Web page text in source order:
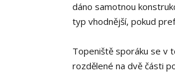
dáno samotnou
typ vhodnější, pokud
Topeniště sporáku se v
rozdělené na dvě části